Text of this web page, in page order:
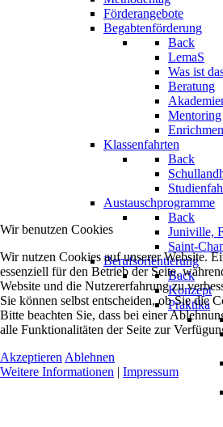
Förderangebote
Begabtenförderung
Back
LemaS
Was ist
Beratung
Mentoring
Klassenfahrten
Back
Austauschprogramme
Back
Juniville,
Saint-
Berufsorientierung
Back
Konzept
Praktika
Wir benutzen Cookies
Wir nutzen Cookies auf unserer Website.
essenziell für den Betrieb der Seite,
Website und die Nutzererfahrung zu
Sie können selbst entscheiden, ob Sie die
Bitte beachten Sie, dass bei einer
alle Funktionalitäten der Seite zur
Akzeptieren Ablehnen
Weitere Informationen | Impressum